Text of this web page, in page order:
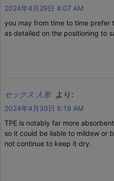
2024年4月29日 4:07 AM
you may from time to time prefer
as detailed on the positioning to
セックス 人形 より:
2024年4月30日 6:19 AM
TPE is notably far more
so it could be liable to mildew or
not continue to keep it dry.